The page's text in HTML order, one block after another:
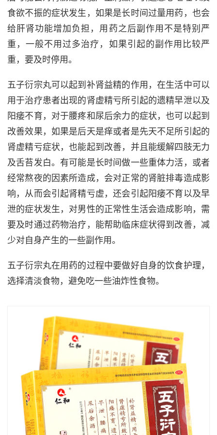
食欲不振的症状发生，如果是长时间过量用药，也会
给肝肾功能增加负担，用药之后副作用不是特别严
重，一般不用过多治疗，如果引起的副作用比较严
重，要及时停用。
五子衍宗丸可以起到补肾益精的作用，在生活中可以
用于治疗患者出现的肾虚精亏所引起的遗精早泄以及
阳痿不育，对于腰疼和尿后余力的症状，也可以起到
改善效果，如果是后天是痒或者是先天不足所引起的
肾虚精亏症状，也能起到改善，并且能缓解四肢无力
及舌苔发白。有可能是长时间做一些重体力活，或者
经常熬夜的因素所造成，会对正常的肾脏排毒造成影
响，从而会引起肾精亏虚，还会引起阳痿不育以及早
泄的症状发生，对男性的正常性生活会造成影响，需
要及时通过药物治疗，能帮助临床症状得到改善，减
少对自身产生的一些副作用。
五子衍宗丸在用药的过程中要做好自身的饮食护理，
选择清淡食物，避免吃一些油炸性食物。